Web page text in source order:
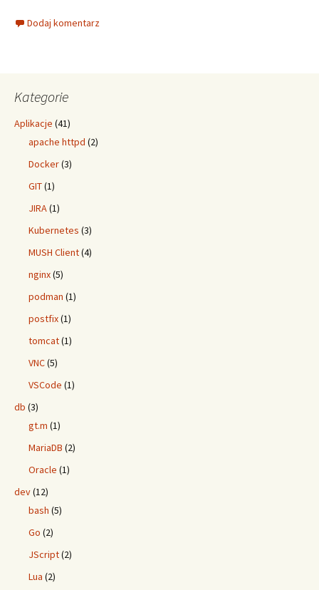
Dodaj komentarz
Kategorie
Aplikacje (41)
apache httpd (2)
Docker(3)
GIT(1)
JIRA(1)
Kubernetes (3)
MUSH Client(4)
nginx(5)
podman (1)
postfix(1)
tomcat(1)
VNC(5)
VSCode (1)
db (3)
gt.m (1)
MariaDB (2)
Oracle (1)
dev(12)
bash (5)
Go (2)
JScript(2)
Lua (2)